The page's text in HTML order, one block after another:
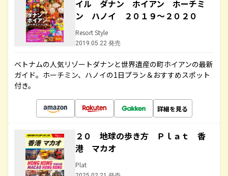
イル ダナン ホイアン ホーチミ
ン ハノイ ２０１９～２０２０
Resort Style
2019.05.22 発売
ベトナムの人気リゾートダナンと世界遺産の町ホイアンの最新
ガイド。ホーチミン、ハノイの1日プラン＆おすすめスポット
付き。
詳細を見る
２０ 地球の歩き方 Ｐｌａｔ 香
港 マカオ
Plat